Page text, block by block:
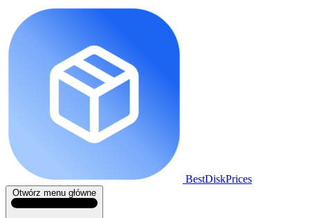
BestDiskPrices
Otwórz menu główne